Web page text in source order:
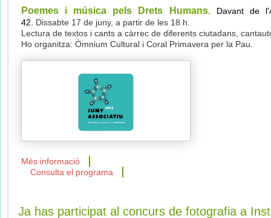
Poemes i música pels Drets Humans. Davant de
42. Dissabte 17 de juny, a partir de les 18 h.
Lectura de textos i cants a càrrec de diferents ciutadans,
Ho organitza: Òmnium Cultural i Coral Primavera per la Pau.
Més informació
Consulta el programa
Ja has participat al concurs de fotografia a